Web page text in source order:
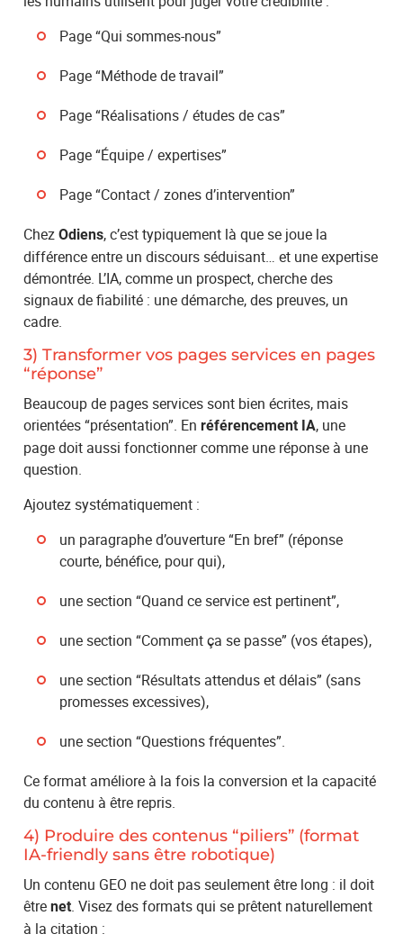
Page “Qui sommes-nous”
Page “Méthode de travail”
Page “Réalisations / études de cas”
Page “Équipe / expertises”
Page “Contact / zones d’intervention”
ChezOdiens, c’est typiquement là que se joue la
différence entre un discours séduisant… et une expertise
démontrée. L’IA, comme un prospect, cherche des
signaux de fiabilité : une démarche, des preuves, un
cadre.
3) Transformer vos pages services en pages
“réponse”
Beaucoup de pages services sont bien écrites, mais
orientées “présentation”. Enréférencement IA, une
page doit aussi fonctionner comme une réponse à une
question.
Ajoutez systématiquement :
un paragraphe d’ouverture “En bref” (réponse
courte, bénéfice, pour qui),
une section “Quand ce service est pertinent”,
une section “Comment ça se passe” (vos étapes),
une section “Résultats attendus et délais” (sans
promesses excessives),
une section “Questions fréquentes”.
Ce format améliore à la fois la conversion et la capacité
du contenu à être repris.
4) Produire des contenus “piliers” (format
IA-friendly sans être robotique)
Un contenu GEO ne doit pas seulement être long : il doit
êtrenet. Visez des formats qui se prêtent naturellement
à la citation :